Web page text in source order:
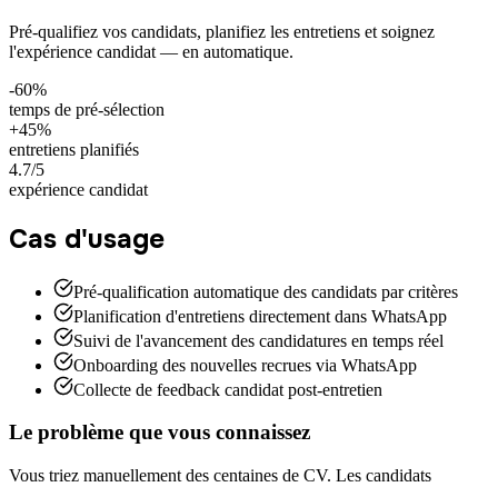
Pré-qualifiez vos candidats, planifiez les entretiens et soignez
l'expérience candidat — en automatique.
-60%
temps de pré-sélection
+45%
entretiens planifiés
4.7/5
expérience candidat
Cas d'usage
Pré-qualification automatique des candidats par critères
Planification d'entretiens directement dans WhatsApp
Suivi de l'avancement des candidatures en temps réel
Onboarding des nouvelles recrues via WhatsApp
Collecte de feedback candidat post-entretien
Le problème que vous connaissez
Vous triez manuellement des centaines de CV. Les candidats